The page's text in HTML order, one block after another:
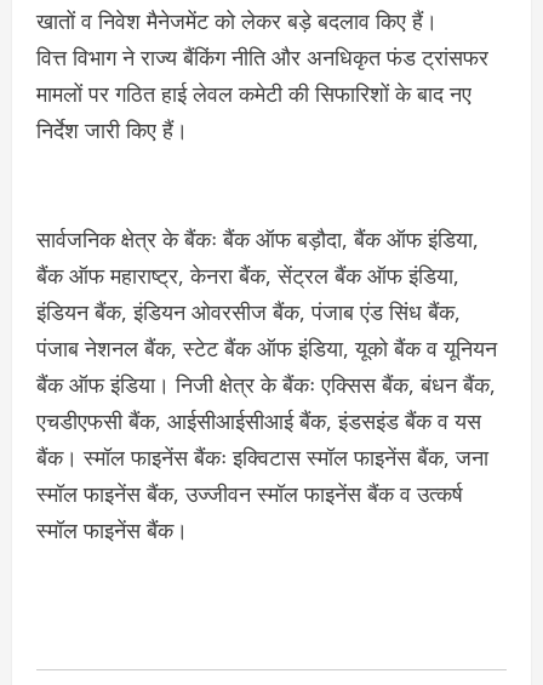
खातों व निवेश मैनेजमेंट को लेकर बड़े बदलाव किए हैं।
वित्त विभाग ने राज्य बैंकिंग नीति और अनधिकृत फंड ट्रांसफर
मामलों पर गठित हाई लेवल कमेटी की सिफारिशों के बाद नए
निर्देश जारी किए हैं।
सार्वजनिक क्षेत्र के बैंकः बैंक ऑफ बड़ौदा, बैंक ऑफ इंडिया,
बैंक ऑफ महाराष्ट्र, केनरा बैंक, सेंट्रल बैंक ऑफ इंडिया,
इंडियन बैंक, इंडियन ओवरसीज बैंक, पंजाब एंड सिंध बैंक,
पंजाब नेशनल बैंक, स्टेट बैंक ऑफ इंडिया, यूको बैंक व यूनियन
बैंक ऑफ इंडिया। निजी क्षेत्र के बैंकः एक्सिस बैंक, बंधन बैंक,
एचडीएफसी बैंक, आईसीआईसीआई बैंक, इंडसइंड बैंक व यस
बैंक। स्मॉल फाइनेंस बैंकः इक्विटास स्मॉल फाइनेंस बैंक, जना
स्मॉल फाइनेंस बैंक, उज्जीवन स्मॉल फाइनेंस बैंक व उत्कर्ष
स्मॉल फाइनेंस बैंक।